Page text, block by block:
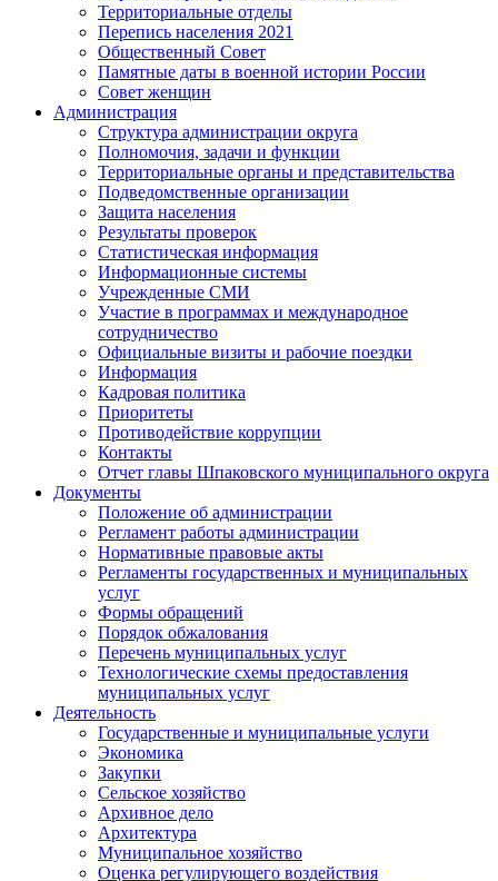
Территориальные отделы
Перепись населения 2021
Общественный Совет
Памятные даты в военной истории России
Совет женщин
Администрация
Структура администрации округа
Полномочия, задачи и функции
Территориальные органы и представительства
Подведомственные организации
Защита населения
Результаты проверок
Статистическая информация
Информационные системы
Учрежденные СМИ
Участие в программах и международное
сотрудничество
Официальные визиты и рабочие поездки
Информация
Кадровая политика
Приоритеты
Противодействие коррупции
Контакты
Отчет главы Шпаковского муниципального округа
Документы
Положение об администрации
Регламент работы администрации
Нормативные правовые акты
Регламенты государственных и муниципальных
услуг
Формы обращений
Порядок обжалования
Перечень муниципальных услуг
Технологические схемы предоставления
муниципальных услуг
Деятельность
Государственные и муниципальные услуги
Экономика
Закупки
Сельское хозяйство
Архивное дело
Архитектура
Муниципальное хозяйство
Оценка регулирующего воздействия